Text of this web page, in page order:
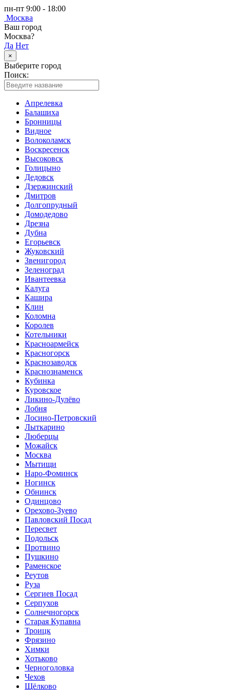
пн-пт 9:00 - 18:00
Москва
Ваш город
Москва?
Да Нет
×
Выберите город
Поиск:
Апрелевка
Балашиха
Бронницы
Видное
Волоколамск
Воскресенск
Высоковск
Голицыно
Дедовск
Дзержинский
Дмитров
Долгопрудный
Домодедово
Дрезна
Дубна
Егорьевск
Жуковский
Звенигород
Зеленоград
Ивантеевка
Калуга
Кашира
Клин
Коломна
Королев
Котельники
Красноармейск
Красногорск
Краснозаводск
Краснознаменск
Кубинка
Куровское
Ликино-Дулёво
Лобня
Лосино-Петровский
Лыткарино
Люберцы
Можайск
Москва
Мытищи
Наро-Фоминск
Ногинск
Обнинск
Одинцово
Орехово-Зуево
Павловский Посад
Пересвет
Подольск
Протвино
Пушкино
Раменское
Реутов
Руза
Сергиев Посад
Серпухов
Солнечногорск
Старая Купавна
Троицк
Фрязино
Химки
Хотьково
Черноголовка
Чехов
Щёлково